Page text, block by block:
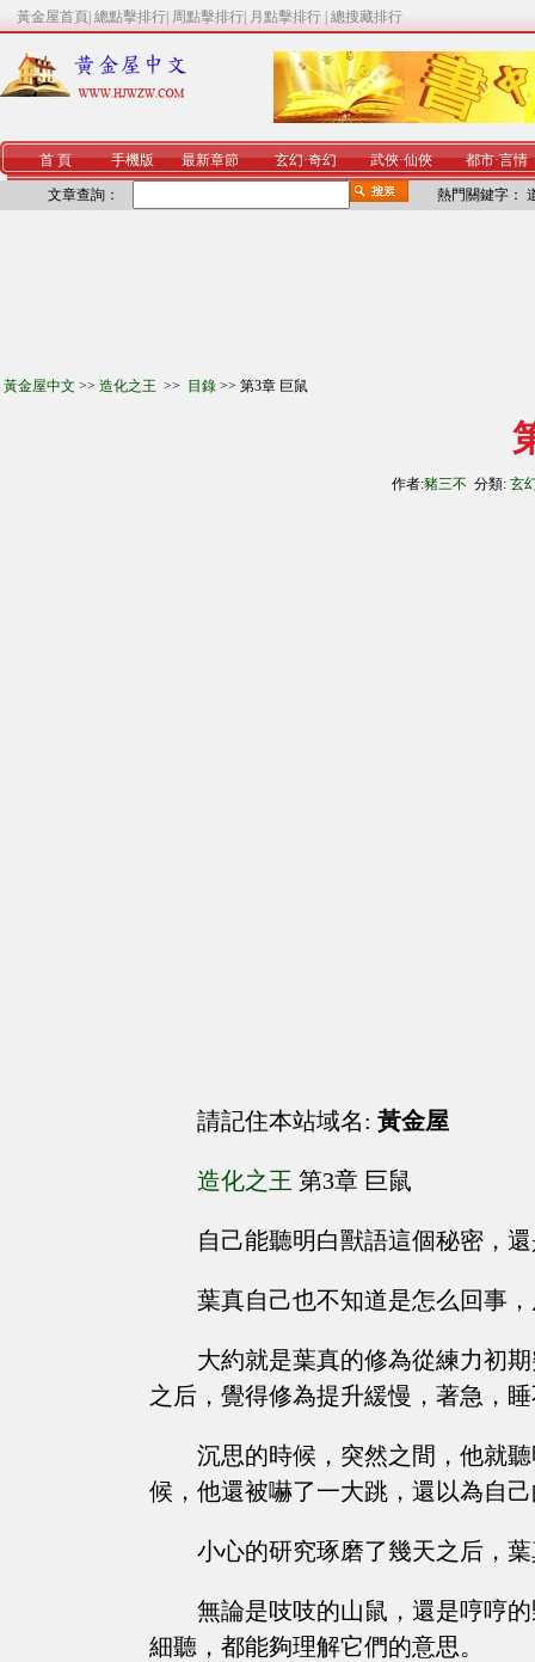
黃金屋首頁 總點擊排行 周點擊排行 月點擊排行 總搜藏排行
首 頁 手機版 最新章節 玄幻·奇幻 武俠·仙俠 都市·言情
文章查詢： 熱門關鍵字：
黃金屋中文 >> 造化之王 >> 目錄 >> 第3章 巨鼠
作者:豬三不 分類: 玄
請記住本站域名: 黃金屋
造化之王 第3章 巨鼠
自己能聽明白獸語這個秘密，
葉真自己也不知道是怎么回事
大約就是葉真的修為從練力初
之后，覺得修為提升緩慢，著急，
沉思的時候，突然之間，他就
候，他還被嚇了一大跳，還以為自
小心的研究琢磨了幾天之后，
無論是吱吱的山鼠，還是哼哼
細聽，都能夠理解它們的意思。